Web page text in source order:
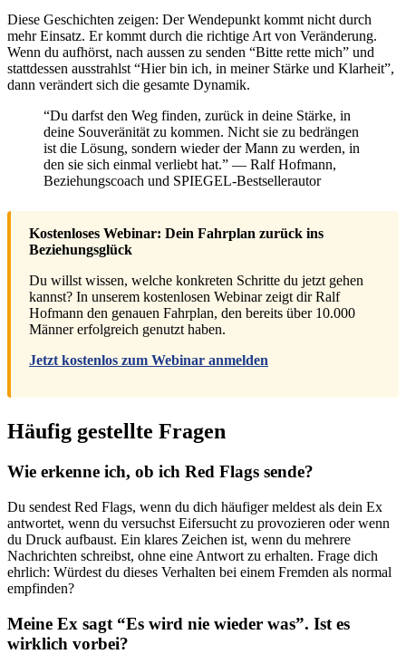
Diese Geschichten zeigen: Der Wendepunkt kommt nicht durch
mehr Einsatz. Er kommt durch die richtige Art von Veränderung.
Wenn du aufhörst, nach aussen zu senden “Bitte rette mich” und
stattdessen ausstrahlst “Hier bin ich, in meiner Stärke und Klarheit”,
dann verändert sich die gesamte Dynamik.
“Du darfst den Weg finden, zurück in deine Stärke, in
deine Souveränität zu kommen. Nicht sie zu bedrängen
ist die Lösung, sondern wieder der Mann zu werden, in
den sie sich einmal verliebt hat.” — Ralf Hofmann,
Beziehungscoach und SPIEGEL-Bestsellerautor
Kostenloses Webinar: Dein Fahrplan zurück ins
Beziehungsglück
Du willst wissen, welche konkreten Schritte du jetzt gehen
kannst? In unserem kostenlosen Webinar zeigt dir Ralf
Hofmann den genauen Fahrplan, den bereits über 10.000
Männer erfolgreich genutzt haben.
Jetzt kostenlos zum Webinar anmelden
Häufig gestellte Fragen
Wie erkenne ich, ob ich Red Flags sende?
Du sendest Red Flags, wenn du dich häufiger meldest als dein Ex
antwortet, wenn du versuchst Eifersucht zu provozieren oder wenn
du Druck aufbaust. Ein klares Zeichen ist, wenn du mehrere
Nachrichten schreibst, ohne eine Antwort zu erhalten. Frage dich
ehrlich: Würdest du dieses Verhalten bei einem Fremden als normal
empfinden?
Meine Ex sagt “Es wird nie wieder was”. Ist es
wirklich vorbei?